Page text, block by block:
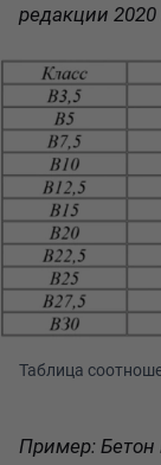
редакции 2020
Таблица
Пример: